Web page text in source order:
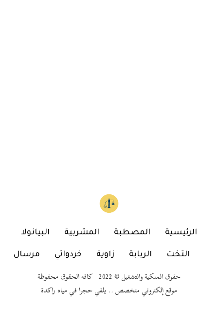
الرئيسية المصطبة المشربية البيانولا
التخت الربابة زاوية خردواتي مرسال
حقوق الملكية والتشغيل © 2022 كافه الحقوق محفوظة
موقع إلكتروني متخصص .. يلقي حجرا في مياه راكدة